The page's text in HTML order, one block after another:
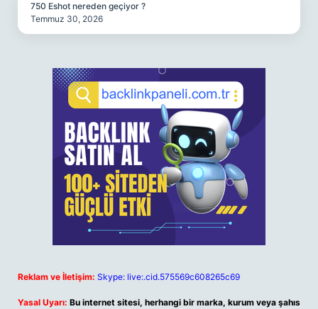
750 Eshot nereden geçiyor ?
Temmuz 30, 2026
Reklam ve İletişim: Skype: live:.cid.575569c608265c69
Yasal Uyarı: Bu internet sitesi, herhangi bir marka, kurum veya şahıs